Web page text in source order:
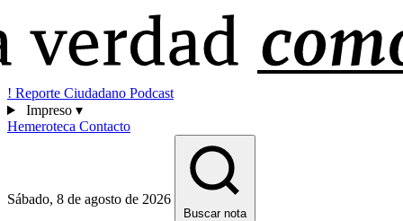
! Reporte Ciudadano Podcast
Impreso ▾
Hemeroteca Contacto
Sábado, 8 de agosto de 2026
Buscar nota